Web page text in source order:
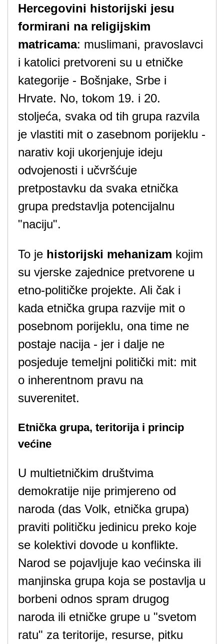
Hercegovini historijski jesu
formirani na religijskim
matricama: muslimani, pravoslavci
i katolici pretvoreni su u etničke
kategorije - Bošnjake, Srbe i
Hrvate. No, tokom 19. i 20.
stoljeća, svaka od tih grupa razvila
je vlastiti mit o zasebnom porijeklu -
narativ koji ukorjenjuje ideju
odvojenosti i učvršćuje
pretpostavku da svaka etnička
grupa predstavlja potencijalnu
"naciju".
To je historijski mehanizam kojim
su vjerske zajednice pretvorene u
etno-političke projekte. Ali čak i
kada etnička grupa razvije mit o
posebnom porijeklu, ona time ne
postaje nacija - jer i dalje ne
posjeduje temeljni politički mit: mit
o inherentnom pravu na
suverenitet.
Etnička grupa, teritorija i princip
većine
U multietničkim društvima
demokratije nije primjereno od
naroda (das Volk, etnička grupa)
praviti političku jedinicu preko koje
se kolektivi dovode u konflikte.
Narod se pojavljuje kao većinska ili
manjinska grupa koja se postavlja u
borbeni odnos spram drugog
naroda ili etničke grupe u "svetom
ratu" za teritorije, resurse, pitku